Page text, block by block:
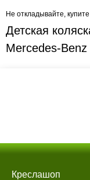
Не откладывайте,
Детская
Mercedes-Benz
Креслашоп